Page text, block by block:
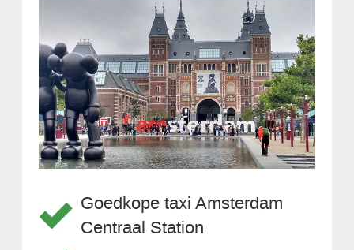
Goedkope taxi Amsterdam
Centraal Station